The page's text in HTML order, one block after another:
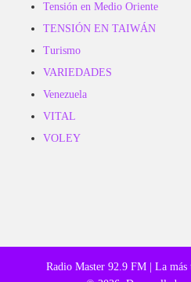
Tensión en Medio Oriente
TENSIÓN EN TAIWÁN
Turismo
VARIEDADES
Venezuela
VITAL
VOLEY
Radio Master 92.9 FM | La